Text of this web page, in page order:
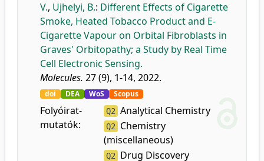
V., Ujhelyi, B.: Different Effects of Cigarette
Smoke, Heated Tobacco Product and E-
Cigarette Vapour on Orbital Fibroblasts in
Graves' Orbitopathy; a Study by Real Time
Cell Electronic Sensing.
Molecules. 27 (9), 1-14, 2022.
doi DEA WoS Scopus
Folyóirat-
mutatók:
Q2 Analytical Chemistry
Q2
Chemistry
(miscellaneous)
Q2 Drug Discovery